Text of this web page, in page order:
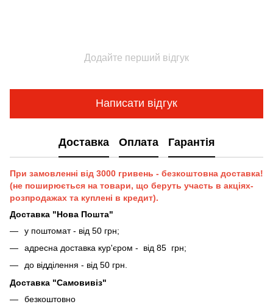
Додайте перший відгук
Написати відгук
Доставка Оплата Гарантія
При замовленні від 3000 гривень - безкоштовна доставка!
(не поширюється на товари, що беруть участь в акціях-
розпродажах та куплені в кредит).
Доставка "Нова Пошта"
у поштомат - від 50 грн;
адресна доставка кур'єром - від 85 грн;
до відділення - від 50 грн.
Доставка "Самовивіз"
безкоштовно